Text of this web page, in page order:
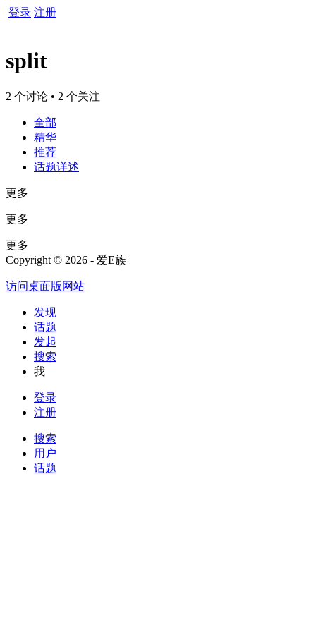
登录 注册
split
2 个讨论 • 2 个关注
全部
精华
推荐
话题详述
更多
更多
更多
Copyright © 2026 - 爱E族
访问桌面版网站
发现
话题
发起
搜索
我
登录
注册
搜索
用户
话题